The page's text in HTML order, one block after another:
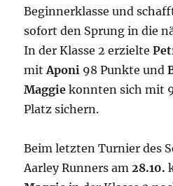
Beginnerklasse und
sofort den Sprung in die
In der Klasse 2 erzielte
mitAponi 98 Punkte und
Maggie konnten sich mit
Platz sichern.
Beim letzten Turnier des
Aarley Runners am28.10.